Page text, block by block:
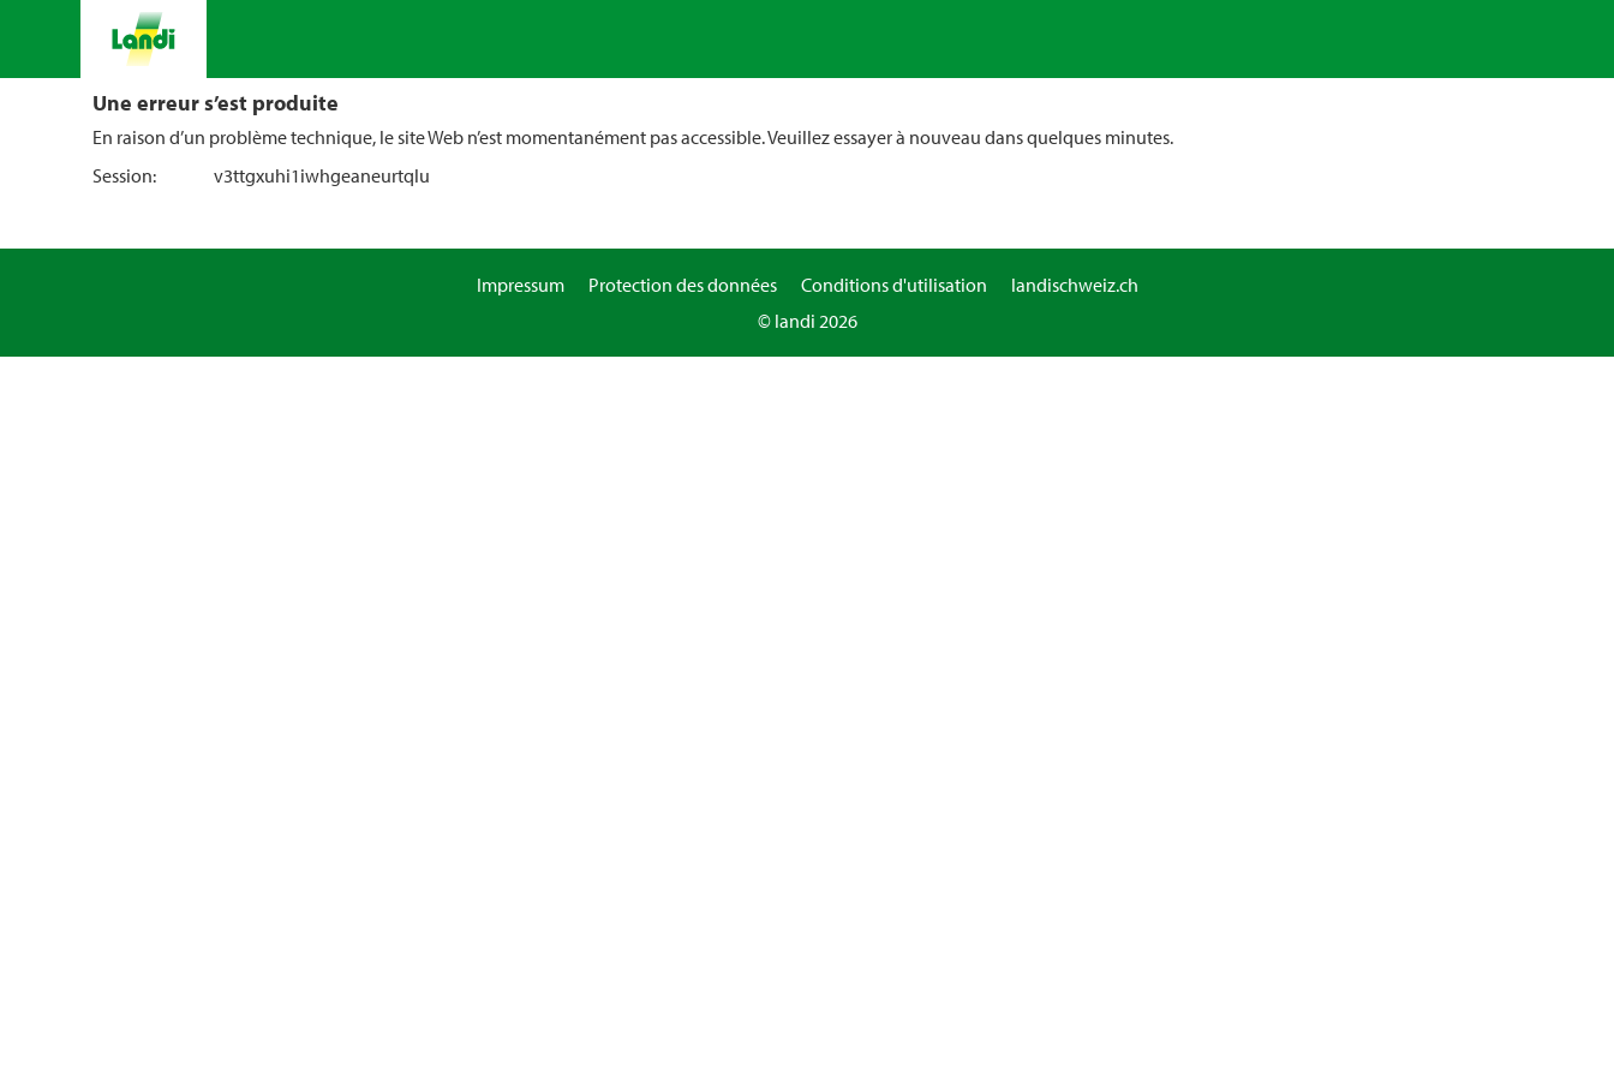
Une erreur s’est produite
En raison d’un problème technique, le site Web n’est momentanément pas accessible. Veuillez essayer à nouveau dans quelques minutes.
Session:
v3ttgxuhi1iwhgeaneurtqlu
Impressum Protection des données Conditions d'utilisation
landischweiz.ch
© landi 2026